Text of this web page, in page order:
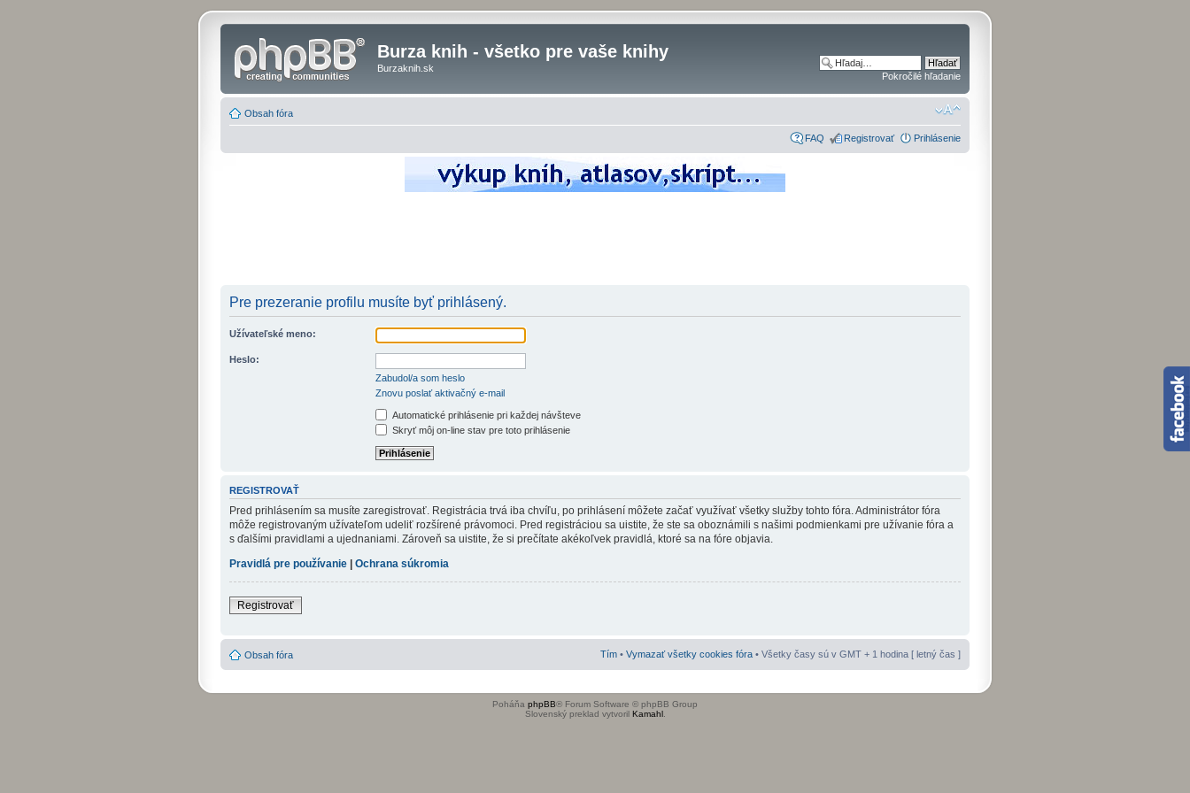
Burza knih - všetko pre vaše knihy
Burzaknih.sk
Pokročilé hľadanie
Obsah fóra
FAQ Registrovať Prihlásenie
Pre prezeranie profilu musíte byť prihlásený.
Užívateľské meno:
Heslo:
Zabudol/a som heslo
Znovu poslať aktivačný e-mail
Automatické prihlásenie pri každej návšteve
Skryť môj on-line stav pre toto prihlásenie
REGISTROVAŤ
Pred prihlásením sa musíte zaregistrovať. Registrácia trvá iba chvíľu, po prihlásení môžete začať využívať všetky služby tohto fóra. Administrátor fóra
môže registrovaným užívateľom udeliť rozšírené právomoci. Pred registráciou sa uistite, že ste sa oboznámili s našimi podmienkami pre užívanie fóra a
s ďalšími pravidlami a ujednaniami. Zároveň sa uistite, že si prečítate akékoľvek pravidlá, ktoré sa na fóre objavia.
Pravidlá pre používanie
Ochrana súkromia
Registrovať
Obsah fóra Tím • Vymazať všetky cookies fóra • Všetky časy sú v GMT + 1 hodina [ letný čas ]
Poháňa phpBB® Forum Software © phpBB Group
Slovenský preklad vytvoril Kamahl.